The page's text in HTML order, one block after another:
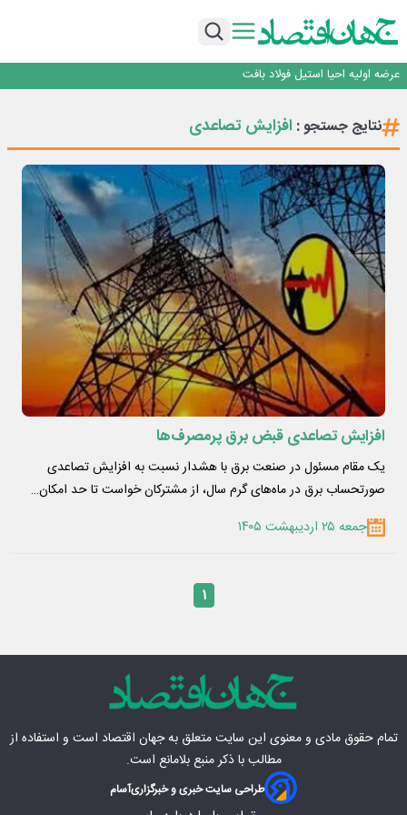
رونمایی فولاد غدیر نی ریز از سامانه ی « آقای پولاد»
نمایشگاهی برگزار می‌شود
عرضه اولیه احیا استیل فولاد بافت
ورق گرم مبارکه به پروژه های انتقال آب رسید
رونمایی فولاد غدیر نی ریز از سامانه ی « آقای پولاد»
نمایشگاهی برگزار می‌شود
عرضه اولیه احیا استیل فولاد بافت
نتایج جستجو : افزایش تصاعدی
افزایش تصاعدی قبض برق پرمصرف‌ها
یک مقام مسئول در صنعت برق با هشدار نسبت به افزایش تصاعدی
صورتحساب برق در ماه‌های گرم سال، از مشترکان خواست تا حد امکان…
جمعه ۲۵ اردیبهشت ۱۴۰۵
۱
تمام حقوق مادی‌ و معنوی این سایت متعلق بهجهان اقتصاد است و استفاده از
مطالب با ذکر منبع بلامانع است.
طراحی سایت خبری و خبرگزاریآسام